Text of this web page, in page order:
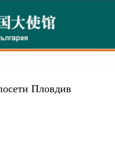
Пловдив